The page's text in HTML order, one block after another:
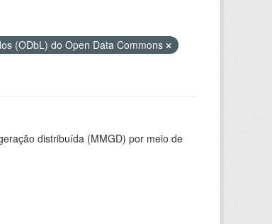
(ODbL) do Open Data Commons
distribuída (MMGD) por meio de